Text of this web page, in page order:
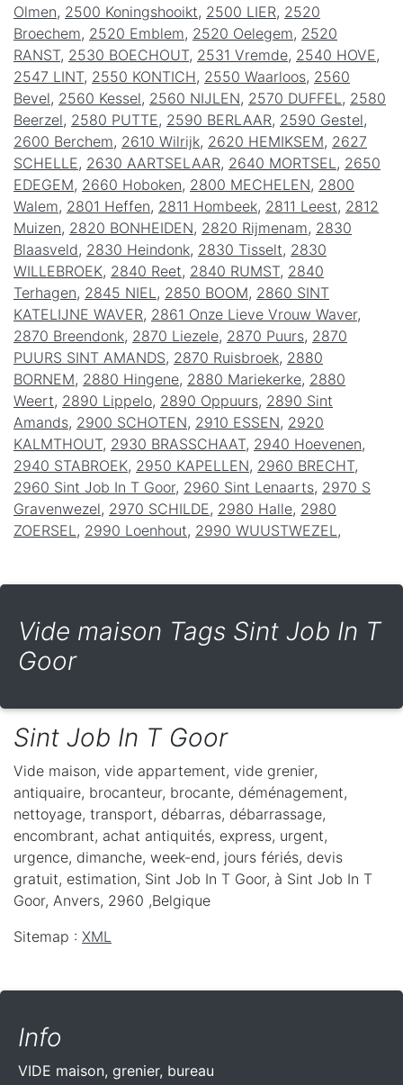
Olmen, 2500 Koningshooikt, 2500 LIER, 2520
Broechem, 2520 Emblem, 2520 Oelegem, 2520
RANST, 2530 BOECHOUT, 2531 Vremde, 2540 HOVE,
2547 LINT, 2550 KONTICH, 2550 Waarloos, 2560
Bevel, 2560 Kessel, 2560 NIJLEN, 2570 DUFFEL , 2580
Beerzel, 2580 PUTTE, 2590 BERLAAR, 2590 Gestel,
2600 Berchem, 2610 Wilrijk, 2620 HEMIKSEM, 2627
SCHELLE, 2630 AARTSELAAR, 2640 MORTSEL , 2650
EDEGEM, 2660 Hoboken, 2800 MECHELEN, 2800
Walem, 2801 Heffen, 2811 Hombeek, 2811 Leest, 2812
Muizen, 2820 BONHEIDEN, 2820 Rijmenam, 2830
Blaasveld, 2830 Heindonk, 2830 Tisselt, 2830
WILLEBROEK, 2840 Reet, 2840 RUMST, 2840
Terhagen, 2845 NIEL , 2850 BOOM, 2860 SINT
KATELIJNE WAVER, 2861 Onze Lieve Vrouw Waver,
2870 Breendonk, 2870 Liezele, 2870 Puurs, 2870
PUURS SINT AMANDS, 2870 Ruisbroek, 2880
BORNEM, 2880 Hingene, 2880 Mariekerke, 2880
Weert, 2890 Lippelo, 2890 Oppuurs, 2890 Sint
Amands, 2900 SCHOTEN, 2910 ESSEN, 2920
KALMTHOUT, 2930 BRASSCHAAT, 2940 Hoevenen,
2940 STABROEK, 2950 KAPELLEN, 2960 BRECHT,
2960 Sint Job In T Goor, 2960 Sint Lenaarts, 2970 S
Gravenwezel, 2970 SCHILDE, 2980 Halle, 2980
ZOERSEL , 2990 Loenhout, 2990 WUUSTWEZEL ,
Vide maison Tags Sint Job In T
Goor
Sint Job In T Goor
Vide maison, vide appartement, vide grenier,
antiquaire, brocanteur, brocante, déménagement,
nettoyage, transport, débarras, débarrassage,
encombrant, achat antiquités, express, urgent,
urgence, dimanche, week-end, jours fériés, devis
gratuit, estimation, Sint Job In T Goor, à Sint Job In T
Goor, Anvers, 2960 ,Belgique
Sitemap : XML
Info
VIDE maison, grenier, bureau